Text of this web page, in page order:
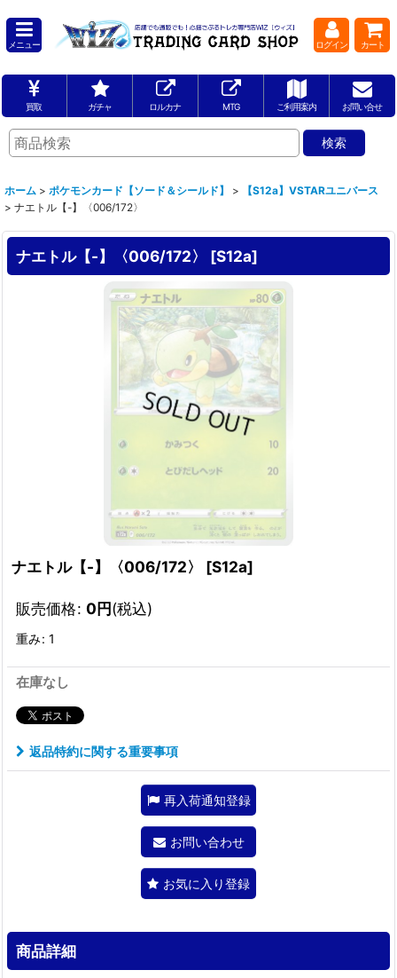
メニュー ログイン カート
買取 ガチャ ロルカナ MTG ご利用案内 お問い合せ
ホーム > ポケモンカード【ソード＆シールド】 >
【S12a】VSTARユニバース
> ナエトル【-】〈006/172〉
ナエトル【-】〈006/172〉 [S12a]
ナエトル【-】〈006/172〉 [S12a]
販売価格: 0円(税込)
重み: 1
在庫なし
返品特約に関する重要事項
再入荷通知登録
お問い合わせ
お気に入り登録
商品詳細